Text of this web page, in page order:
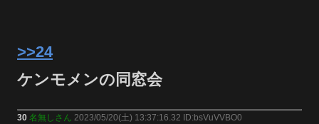
>>24
ケンモメンの同窓会
30 名無しさん 2023/05/20(土) 13:37:16.32 ID:bsVuVVBO0